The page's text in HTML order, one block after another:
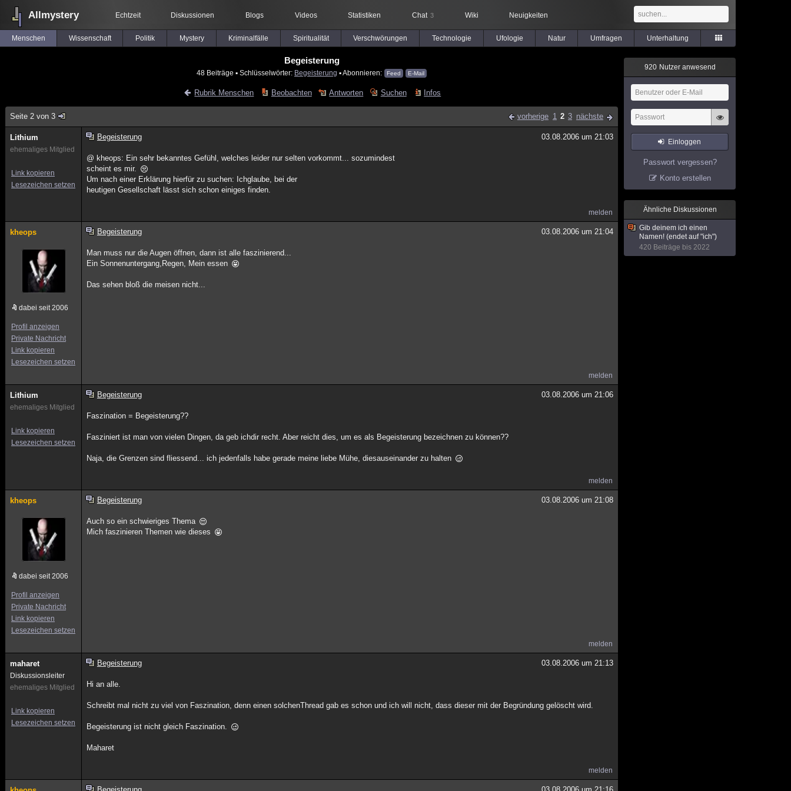
Allmystery Echtzeit Diskussionen Blogs Videos Statistiken Chat 3 Wiki Neuigkeiten
Menschen Wissenschaft Politik Mystery Kriminalfälle Spiritualität Verschwörungen Technologie Ufologie Natur Umfragen Unterhaltung
Begeisterung
48 Beiträge ▪ Schlüsselwörter: Begeisterung ▪ Abonnieren: Feed E-Mail
Rubrik Menschen Beobachten Antworten Suchen Infos
Seite 2 von 3 vorherige 1 2 3 nächste
Lithium
ehemaliges Mitglied
Link kopieren
Lesezeichen setzen
Begeisterung 03.08.2006 um 21:03
@ kheops: Ein sehr bekanntes Gefühl, welches leider nur selten vorkommt... sozumindest
scheint es mir.
Um nach einer Erklärung hierfür zu suchen: Ichglaube, bei der
heutigen Gesellschaft lässt sich schon einiges finden.
melden
kheops
dabei seit 2006
Profil anzeigen
Private Nachricht
Link kopieren
Lesezeichen setzen
Begeisterung 03.08.2006 um 21:04
Man muss nur die Augen öffnen, dann ist alle faszinierend...
Ein Sonnenuntergang,Regen, Mein essen
Das sehen bloß die meisen nicht...
melden
Lithium
ehemaliges Mitglied
Link kopieren
Lesezeichen setzen
Begeisterung 03.08.2006 um 21:06
Faszination = Begeisterung??
Fasziniert ist man von vielen Dingen, da geb ichdir recht. Aber reicht dies, um es als Begeisterung bezeichnen zu können??
Naja, die Grenzen sind fliessend... ich jedenfalls habe gerade meine liebe Mühe, diesauseinander zu halten
melden
kheops
dabei seit 2006
Profil anzeigen
Private Nachricht
Link kopieren
Lesezeichen setzen
Begeisterung 03.08.2006 um 21:08
Auch so ein schwieriges Thema
Mich faszinieren Themen wie dieses
melden
maharet
Diskussionsleiter
ehemaliges Mitglied
Link kopieren
Lesezeichen setzen
Begeisterung 03.08.2006 um 21:13
Hi an alle.
Schreibt mal nicht zu viel von Faszination, denn einen solchenThread gab es schon und ich will nicht, dass dieser mit der Begründung gelöscht wird.
Begeisterung ist nicht gleich Faszination.
Maharet
melden
920 Nutzer anwesend
Einloggen
Passwort vergessen?
Konto erstellen
Ähnliche Diskussionen
Gib deinem ich einen
Namen! (endet auf "ich")
420 Beiträge bis 2022